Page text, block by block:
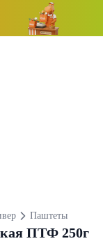
Паштеты
ПТФ 250г